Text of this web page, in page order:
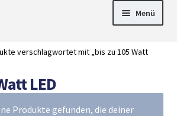
Menü
►
Deckenleuch
ten
►
Außenleucht
► LED
verschlagwortet mit „bis zu 105 Watt
LED
Produkte gefunden, die deiner